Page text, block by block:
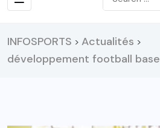
INFOSPORTS > Actualités >
développement football base